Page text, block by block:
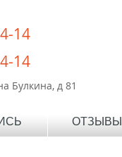
14
14
Булкина, д 81
ОТЗЫВЫ